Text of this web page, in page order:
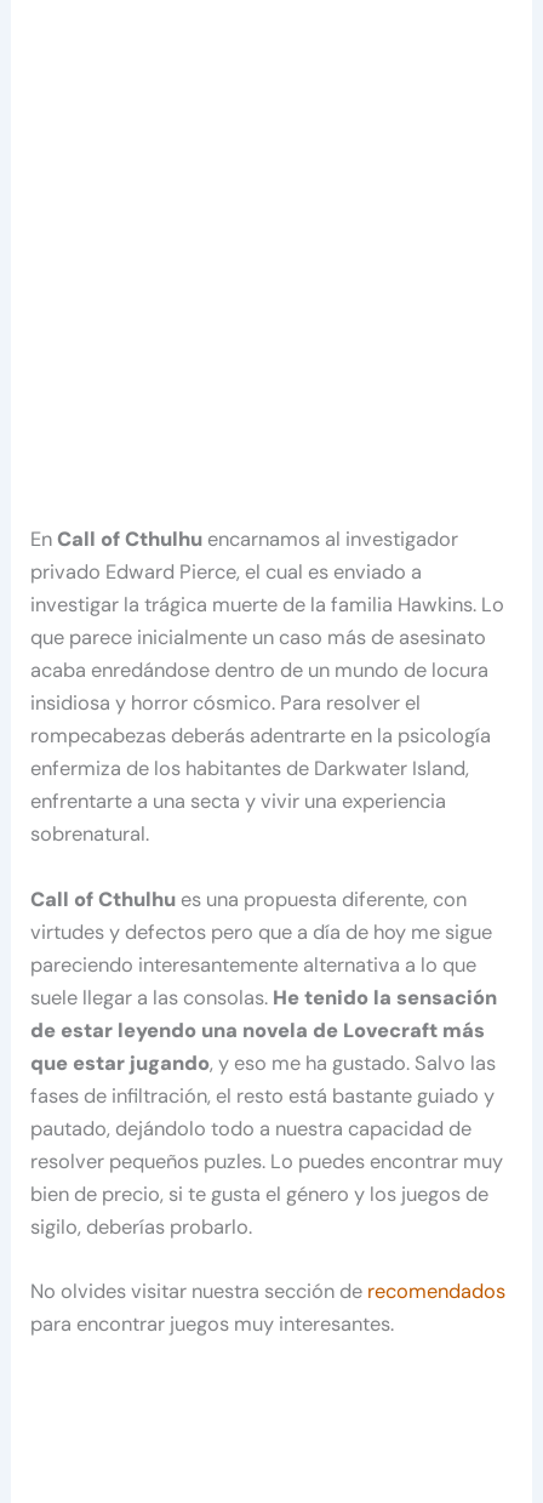
EnCall of Cthulhu encarnamos al investigador
privado Edward Pierce, el cual es enviado a
investigar la trágica muerte de la familia Hawkins. Lo
que parece inicialmente un caso más de asesinato
acaba enredándose dentro de un mundo de locura
insidiosa y horror cósmico. Para resolver el
rompecabezas deberás adentrarte en la psicología
enfermiza de los habitantes de Darkwater Island,
enfrentarte a una secta y vivir una experiencia
sobrenatural.
Call of Cthulhu es una propuesta diferente, con
virtudes y defectos pero que a día de hoy me sigue
pareciendo interesantemente alternativa a lo que
suele llegar a las consolas. He tenido la sensación
de estar leyendo una novela de Lovecraft más
que estar jugando, y eso me ha gustado. Salvo las
fases de infiltración, el resto está bastante guiado y
pautado, dejándolo todo a nuestra capacidad de
resolver pequeños puzles. Lo puedes encontrar muy
bien de precio, si te gusta el género y los juegos de
sigilo, deberías probarlo.
No olvides visitar nuestra sección de recomendados
para encontrar juegos muy interesantes.